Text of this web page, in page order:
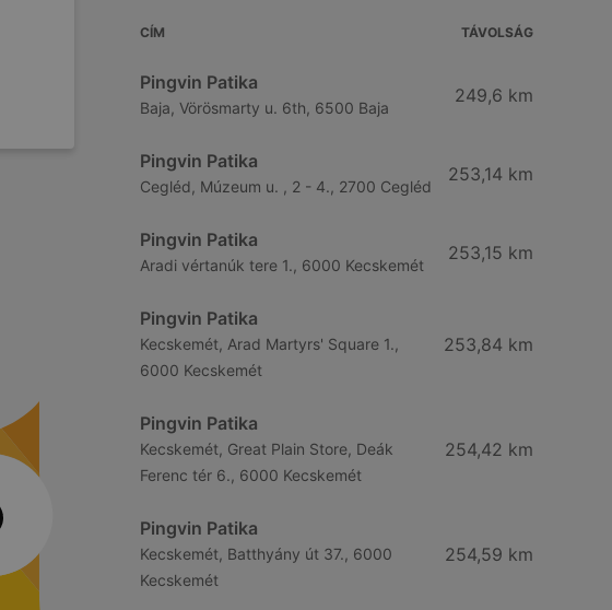
CÍM TÁVOLSÁG
Pingvin Patika
Baja, Vörösmarty u. 6th, 6500 Baja
249,6 km
Pingvin Patika
Cegléd, Múzeum u. , 2 - 4., 2700 Cegléd
253,14 km
Pingvin Patika
Aradi vértanúk tere 1., 6000 Kecskemét
253,15 km
Pingvin Patika
Kecskemét, Arad Martyrs' Square 1.,
6000 Kecskemét
253,84 km
Pingvin Patika
Kecskemét, Great Plain Store, Deák
Ferenc tér 6., 6000 Kecskemét
254,42 km
Pingvin Patika
Kecskemét, Batthyány út 37., 6000
Kecskemét
254,59 km